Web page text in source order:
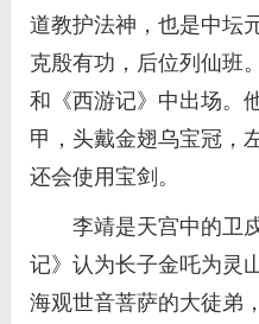
道教护法神，也是中坛
克殷有功，后位列仙班
和《西游记》中出场。
甲，头戴金翅乌宝冠，
还会使用宝剑。
李靖是天宫中的卫戍
记》认为长子金吒为灵
海观世音菩萨的大徒弟